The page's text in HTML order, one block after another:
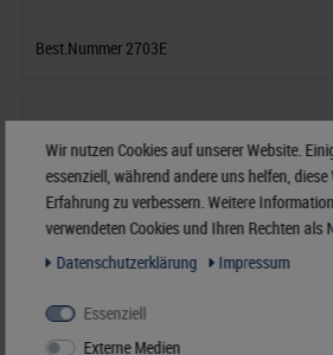
Best.Nummer 2703E
Wir nutzen Cookies auf unserer Website.
essenziell, während andere uns helfen,
Erfahrung zu verbessern. Weitere
verwendeten Cookies und Ihren Rechten als
Daten­schutz­erklärung
Impressum
Essenziell
Externe Medien